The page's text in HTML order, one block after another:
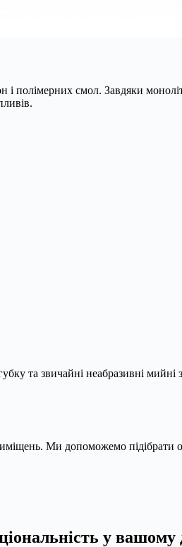
полімерних смол. Завдяки
та звичайні неабразивні
Ми допоможемо
у вашому